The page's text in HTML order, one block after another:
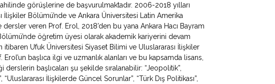
görüşlerine de başvurulmaktadır. 2006-2018 yılları
İlişkiler Bölümü’nde ve Ankara Üniversitesi Latin Amerika
dersler veren Prof. Erol, 2018’den bu yana Ankara Hacı Bayram
öğretim üyesi olarak akademik kariyerini devam
itibaren Ufuk Üniversitesi Siyaset Bilimi ve Uluslararası İlişkiler
başlıca ilgi ve uzmanlık alanları ve bu kapsamda lisans,
başlıcaları şu şekilde sıralanabilir: “Jeopolitik”,
“Uluslararası İlişkilerde Güncel Sorunlar”, “Türk Dış Politikası”,